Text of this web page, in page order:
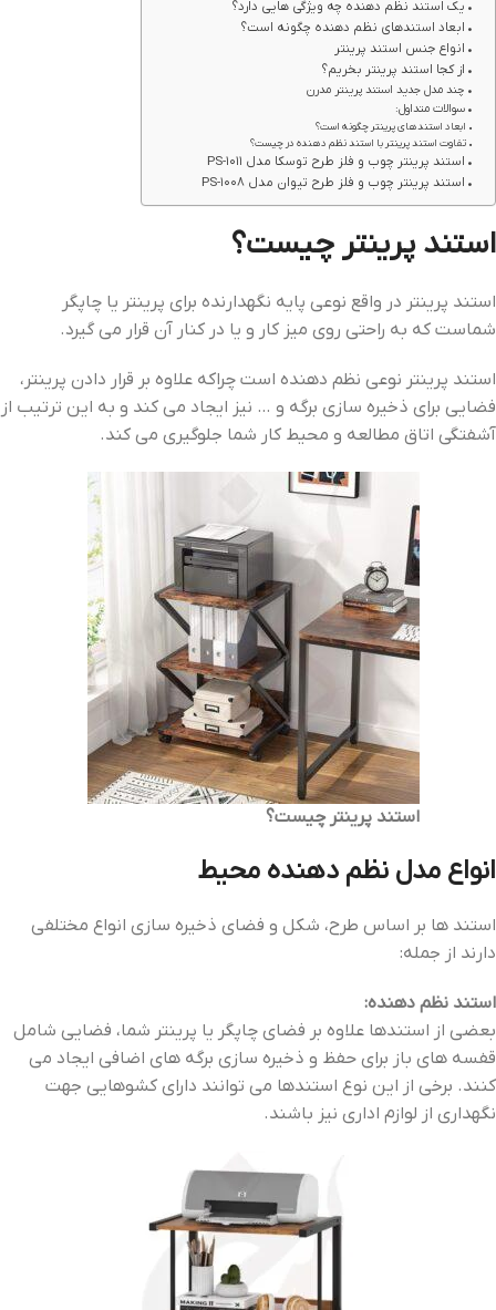
یک استند نظم دهنده چه ویژگی هایی دارد؟
ابعاد استندهای نظم دهنده چگونه است؟
انواع جنس استند پرینتر
از کجا استند پرینتر بخریم؟
چند مدل جدید استند پرینتر مدرن
سوالات متداول:
ابعاد استندهای پرینتر چگونه است؟
تفاوت استند پرینتر با استند نظم دهنده در چیست؟
استند پرینتر چوب و فلز طرح توسکا مدل PS-1011
استند پرینتر چوب و فلز طرح تیوان مدل PS-1008
استند پرینتر چیست؟
استند پرینتر در واقع نوعی پایه نگهدارنده برای پرینتر یا چاپگر
شماست که به راحتی روی میز کار و یا در کنار آن قرار می گیرد.
استند پرینتر نوعی نظم دهنده است چراکه علاوه بر قرار دادن پرینتر،
فضایی برای ذخیره سازی برگه و … نیز ایجاد می کند و به این ترتیب از
آشفتگی اتاق مطالعه و محیط کار شما جلوگیری می کند.
استند پرینتر چیست؟
انواع مدل نظم دهنده محیط
استند ها بر اساس طرح، شکل و فضای ذخیره سازی انواع مختلفی
دارند از جمله:
استند نظم دهنده:
بعضی از استندها علاوه بر فضای چاپگر یا پرینتر شما، فضایی شامل
قفسه های باز برای حفظ و ذخیره سازی برگه های اضافی ایجاد می
کنند. برخی از این نوع استندها می توانند دارای کشوهایی جهت
نگهداری از لوازم اداری نیز باشند.